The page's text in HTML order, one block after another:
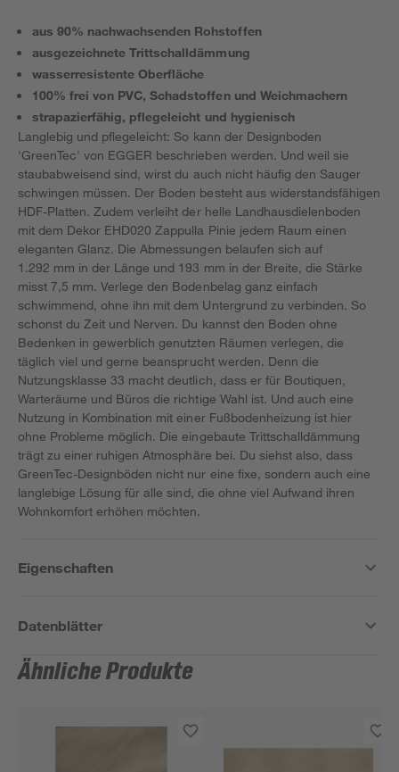
aus 90% nachwachsenden Rohstoffen
ausgezeichnete Trittschalldämmung
wasserresistente Oberfläche
100% frei von PVC, Schadstoffen und Weichmachern
strapazierfähig, pflegeleicht und hygienisch
Langlebig und pflegeleicht: So kann der Designboden
'GreenTec' von EGGER beschrieben werden. Und weil sie
staubabweisend sind, wirst du auch nicht häufig den Sauger
schwingen müssen. Der Boden besteht aus widerstandsfähigen
HDF-Platten. Zudem verleiht der helle Landhausdielenboden
mit dem Dekor EHD020 Zappulla Pinie jedem Raum einen
eleganten Glanz. Die Abmessungen belaufen sich auf
1.292 mm in der Länge und 193 mm in der Breite, die Stärke
misst 7,5 mm. Verlege den Bodenbelag ganz einfach
schwimmend, ohne ihn mit dem Untergrund zu verbinden. So
schonst du Zeit und Nerven. Du kannst den Boden ohne
Bedenken in gewerblich genutzten Räumen verlegen, die
täglich viel und gerne beansprucht werden. Denn die
Nutzungsklasse 33 macht deutlich, dass er für Boutiquen,
Warteräume und Büros die richtige Wahl ist. Und auch eine
Nutzung in Kombination mit einer Fußbodenheizung ist hier
ohne Probleme möglich. Die eingebaute Trittschalldämmung
trägt zu einer ruhigen Atmosphäre bei. Du siehst also, dass
GreenTec-Designböden nicht nur eine fixe, sondern auch eine
langlebige Lösung für alle sind, die ohne viel Aufwand ihren
Wohnkomfort erhöhen möchten.
Eigenschaften
Datenblätter
Ähnliche Produkte